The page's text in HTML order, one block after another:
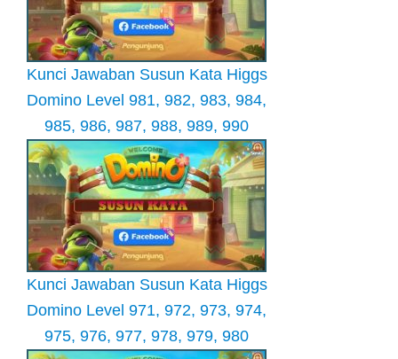
Kunci Jawaban Susun Kata Higgs
Domino Level 981, 982, 983, 984,
985, 986, 987, 988, 989, 990
Kunci Jawaban Susun Kata Higgs
Domino Level 971, 972, 973, 974,
975, 976, 977, 978, 979, 980